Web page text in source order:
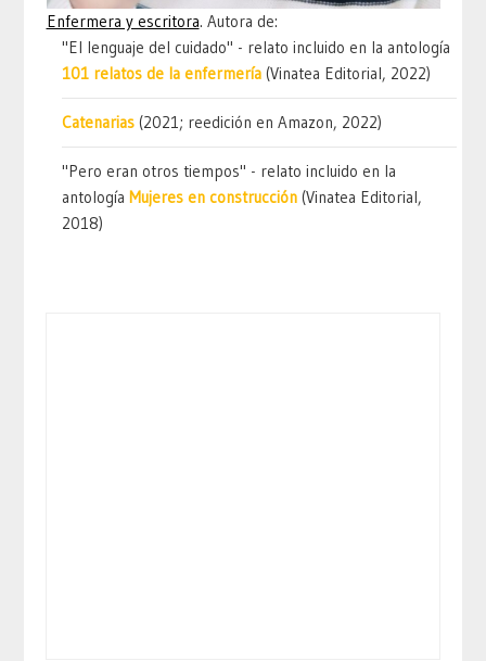
Enfermera y escritora. Autora de:
"El lenguaje del cuidado" - relato incluido en la antología
101 relatos de la enfermería (Vinatea Editorial, 2022)
Catenarias (2021; reedición en Amazon, 2022)
"Pero eran otros tiempos" - relato incluido en la
antología Mujeres en construcción (Vinatea Editorial,
2018)